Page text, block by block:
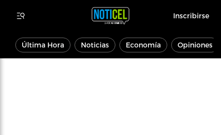
Inscribirse
Última Hora Noticias Economía Opiniones